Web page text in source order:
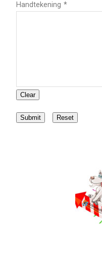
Handtekening *
Clear
Submit Reset